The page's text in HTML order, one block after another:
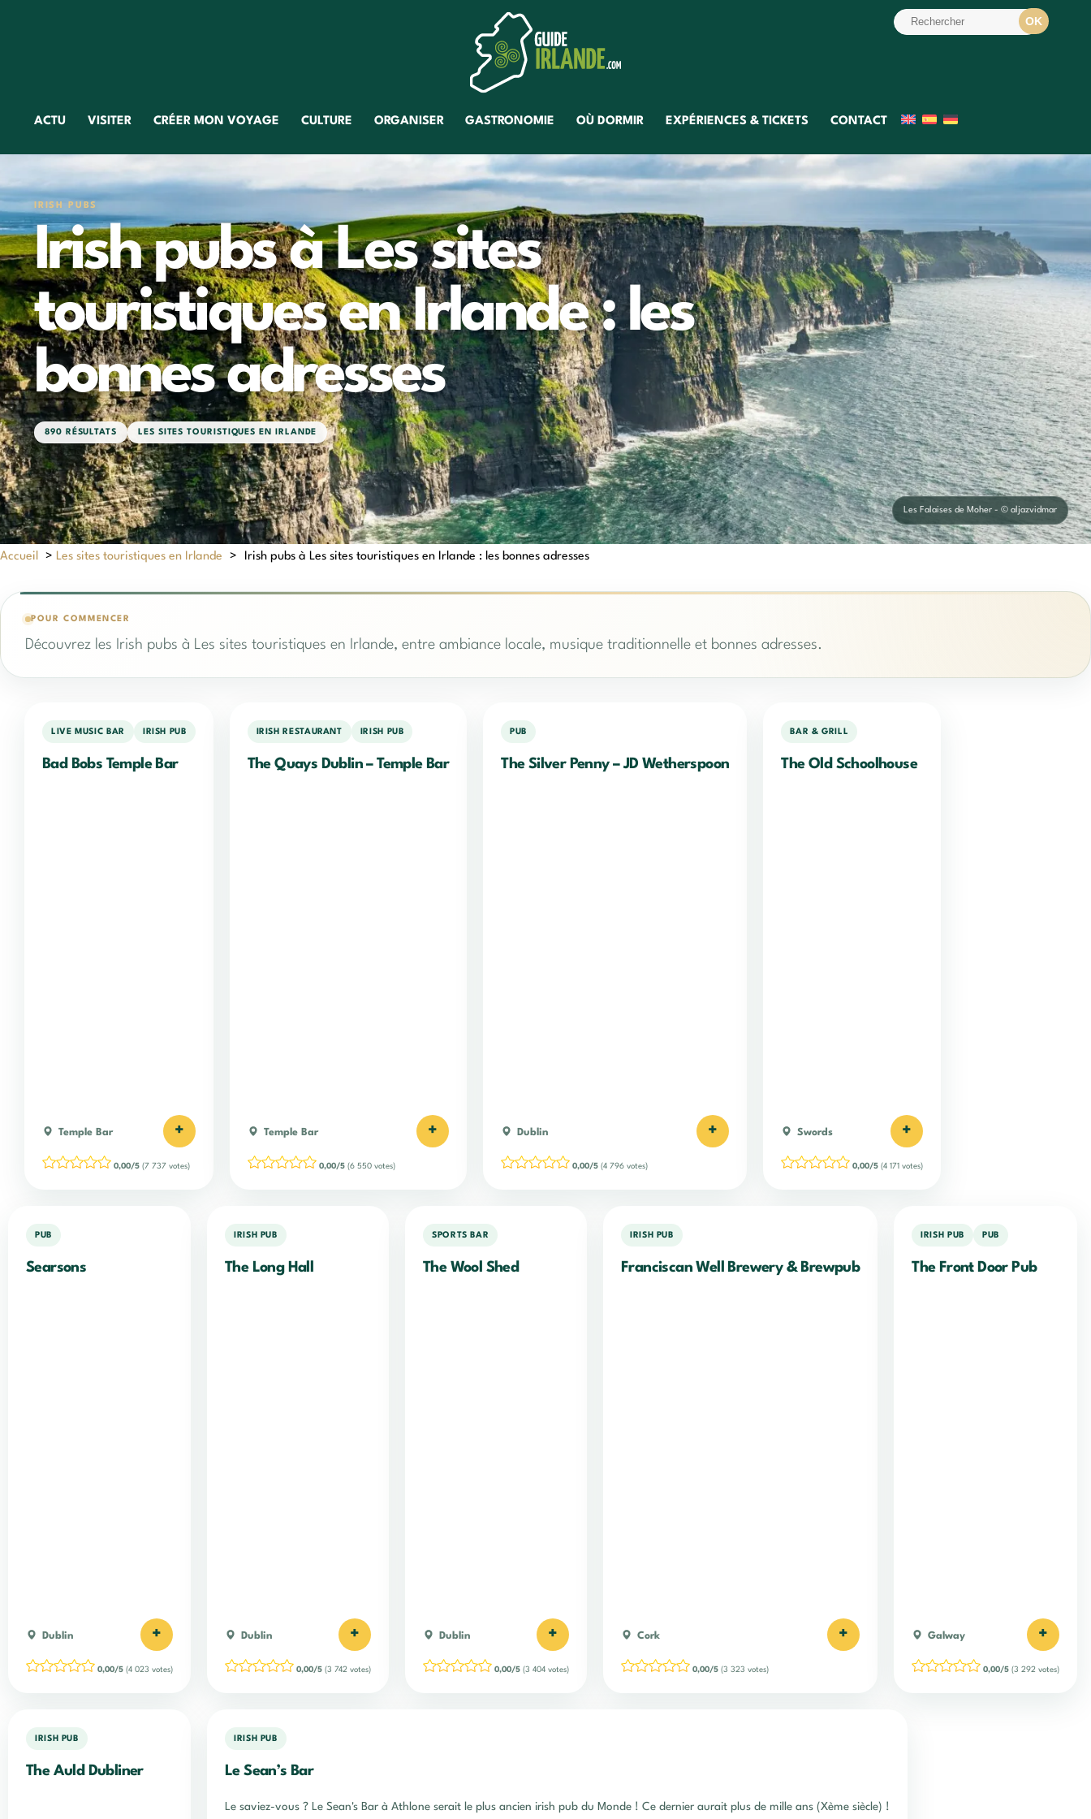
ACTU VISITER CRÉER MON VOYAGE CULTURE ORGANISER GASTRONOMIE OÙ DORMIR EXPÉRIENCES & TICKETS CONTACT
IRISH PUBS
Irish pubs à Les sites
touristiques en Irlande : les
bonnes adresses
890 RÉSULTATS LES SITES TOURISTIQUES EN IRLANDE
Les Falaises de Moher - © aljazvidmar
Accueil > Les sites touristiques en Irlande > Irish pubs à Les sites touristiques en Irlande : les bonnes adresses
POUR COMMENCER
Découvrez les Irish pubs à Les sites touristiques en Irlande, entre ambiance locale, musique traditionnelle et bonnes adresses.
LIVE MUSIC BAR IRISH PUB
Bad Bobs Temple Bar
Temple Bar +
0,00/5 (7 737 votes)
IRISH RESTAURANT IRISH PUB
The Quays Dublin – Temple Bar
Temple Bar +
0,00/5(6 550 votes)
PUB
The Silver Penny – JD Wetherspoon
Dublin +
0,00/5 (4 796 votes)
BAR & GRILL
The Old Schoolhouse
Swords +
0,00/5 (4 171 votes)
PUB
Searsons
Dublin +
0,00/5 (4 023 votes)
IRISH PUB
The Long Hall
Dublin +
0,00/5 (3 742 votes)
SPORTS BAR
The Wool Shed
Dublin +
0,00/5 (3 404 votes)
IRISH PUB
Franciscan Well Brewery & Brewpub
Cork +
0,00/5 (3 323 votes)
IRISH PUB PUB
The Front Door Pub
Galway +
0,00/5 (3 292 votes)
IRISH PUB
The Auld Dubliner
IRISH PUB
Le Sean’s Bar
Le saviez-vous ? Le Sean's Bar à Athlone serait le plus ancien irish pub du Monde ! Ce dernier aurait plus de mille ans (Xème siècle) !